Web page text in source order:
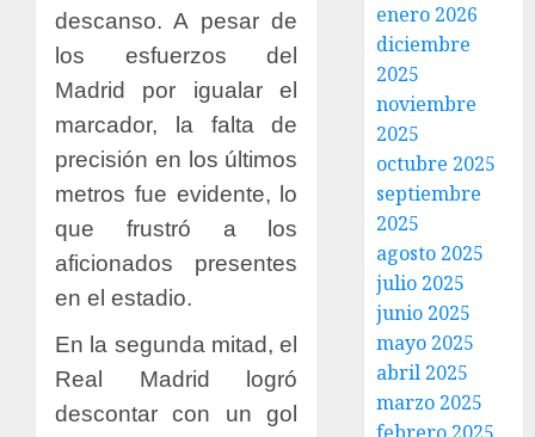
descanso. A pesar de
los esfuerzos del
Madrid por igualar el
marcador, la falta de
precisión en los últimos
metros fue evidente, lo
que frustró a los
aficionados presentes
en el estadio.
En la segunda mitad, el
Real Madrid logró
descontar con un gol
enero 2026
diciembre
2025
noviembre
2025
octubre 2025
septiembre
2025
agosto 2025
julio 2025
junio 2025
mayo 2025
abril 2025
marzo 2025